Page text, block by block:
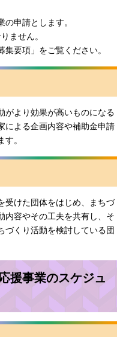
申請とします。
ません。
要項」をご覧ください。
がより効果が高いものになる
による企画内容や補助金申請
。
受けた団体をはじめ、まちづ
内容やその工夫を共有し、そ
づくり活動を検討している団
援事業のスケジュ